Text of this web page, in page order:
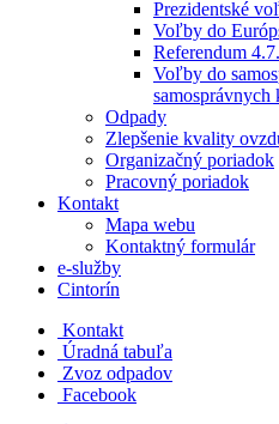
Prezidentské
Voľby do
Referendum
Voľby do
samosprávnych
Odpady
Zlepšenie kvality
Organizačný poriadok
Pracovný poriadok
Kontakt
Mapa webu
Kontaktný formulár
e-služby
Cintorín
Kontakt
Úradná tabuľa
Zvoz odpadov
Facebook